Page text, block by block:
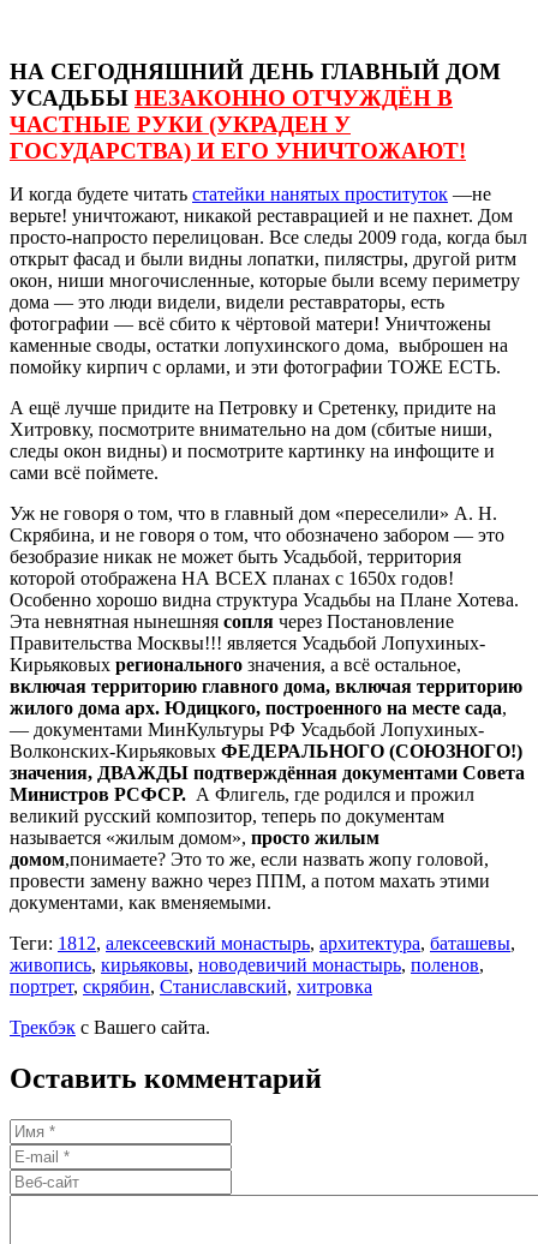
НА СЕГОДНЯШНИЙ ДЕНЬ ГЛАВНЫЙ ДОМ
УСАДЬБЫ НЕЗАКОННО ОТЧУЖДЁН В
ЧАСТНЫЕ РУКИ (УКРАДЕН У
ГОСУДАРСТВА) И ЕГО УНИЧТОЖАЮТ!
И когда будете читать статейки нанятых проституток —не
верьте! уничтожают, никакой реставрацией и не пахнет. Дом
просто-напросто перелицован. Все следы 2009 года, когда был
открыт фасад и были видны лопатки, пилястры, другой ритм
окон, ниши многочисленные, которые были всему периметру
дома — это люди видели, видели реставраторы, есть
фотографии — всё сбито к чёртовой матери! Уничтожены
каменные своды, остатки лопухинского дома, выброшен на
помойку кирпич с орлами, и эти фотографии ТОЖЕ ЕСТЬ.
А ещё лучше придите на Петровку и Сретенку, придите на
Хитровку, посмотрите внимательно на дом (сбитые ниши,
следы окон видны) и посмотрите картинку на инфощите и
сами всё поймете.
Уж не говоря о том, что в главный дом «переселили» А. Н.
Скрябина, и не говоря о том, что обозначено забором — это
безобразие никак не может быть Усадьбой, территория
которой отображена НА ВСЕХ планах с 1650х годов!
Особенно хорошо видна структура Усадьбы на Плане Хотева.
Эта невнятная нынешняя сопля через Постановление
Правительства Москвы!!! является Усадьбой Лопухиных-
Кирьяковых регионального значения, а всё остальное,
включая территорию главного дома, включая территорию
жилого дома арх. Юдицкого, построенного на месте сада,
— документами МинКультуры РФ Усадьбой Лопухиных-
Волконских-Кирьяковых ФЕДЕРАЛЬНОГО (СОЮЗНОГО!)
значения, ДВАЖДЫ подтверждённая документами Совета
Министров РСФСР. А Флигель, где родился и прожил
великий русский композитор, теперь по документам
называется «жилым домом», просто жилым
домом,понимаете? Это то же, если назвать жопу головой,
провести замену важно через ППМ, а потом махать этими
документами, как вменяемыми.
Теги: 1812, алексеевский монастырь, архитектура, баташевы,
живопись, кирьяковы, новодевичий монастырь, поленов,
портрет, скрябин, Станиславский, хитровка
Трекбэк с Вашего сайта.
Оставить комментарий